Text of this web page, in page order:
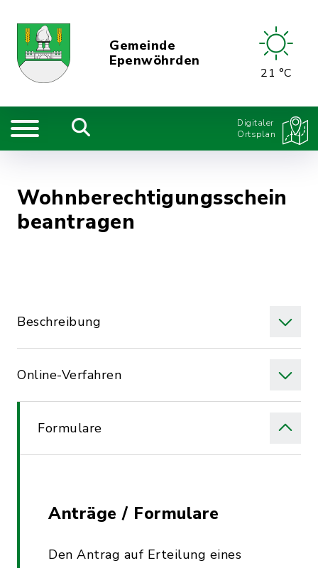
Gemeinde
Epenwöhrden
21 °C
Digitaler
Ortsplan
Wohnberechtigungsschein
beantragen
Beschreibung
Online-Verfahren
Formulare
Anträge / Formulare
Den Antrag auf Erteilung eines